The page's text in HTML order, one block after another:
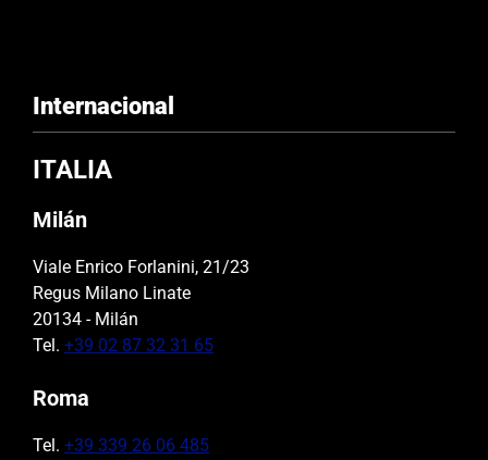
Internacional
ITALIA
Milán
Viale Enrico Forlanini, 21/23
Regus Milano Linate
20134 - Milán
Tel. +39 02 87 32 31 65
Roma
Tel. +39 339 26 06 485